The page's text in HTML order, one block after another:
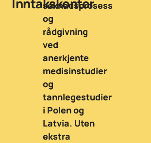
Inntakskontor
søknadsprosess
og
rådgivning
ved
anerkjente
medisinstudier
og
tannlegestudier
i Polen og
Latvia. Uten
ekstra